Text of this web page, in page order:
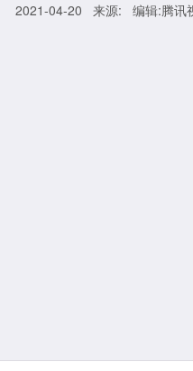
2021-04-20 来源: 编辑:腾讯